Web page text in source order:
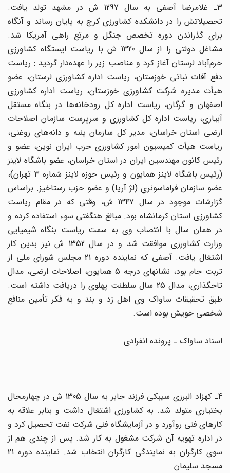
3ـ غلامرضا آصفى به سال 1297 ش در مشهد تولد یافت.
تحصیلاتش را در دانشکده کشاورزى کرج به پایان رساند و آنگاه
براى گذراندن دوره تخصص جنگل و مرتع راهى آمریکا شد.
مشاغل دولتى را از سال 1320 ش با ریاست ایستگاه کشاورزى
خرم‌آباد لرستان آغاز کرد و مناصب زیر را عهده‌دار گردید : ریاست
دفع آفات نباتى خوزستان، ریاست اداره کشاورزى لرستان، عضو
هیأت مدیره شرکت کشاورزى خوزستان، ریاست اداره کشاورزى
اصفهان و گرگان، ریاست اداره کل رودخانه‌ها در بنگاه مستقل
آبیارى، ریاست اداره کل کشاورزى و سرپرست سازمان اصلاحات
ارضى استان خراسان، مدیر کل سازمان پنبه و دانه‌هاى روغنى،
ریاست هیأت کمیسیون امور کشاورزى حزب ایران نوین، عضو و
رئیس کانون مهندسین ایران در استان خراسان، عضو باشگاه لاینز
(رئیس باشگاه لاینز همایون و رئیس حوزه لاینز شماره 3 تهران)،
عضو سازمان فراماسونرى (لژ آریا) و عضو حزب رستاخیز. براساس
گزارشات موجود در سال 1347 ش، وقتى که در مقام ریاست
کشاورزى استان کرمانشاه بود. مبالغ هنگفتى سوء استفاده کرده و
در همان سال با انتصاب وى به سمت ریاست بنگاه شیمیایى
وزارت کشاورزى موافقت شد و در سال 1352 ش نیز بدین کار
اشتغال یافت. آصفى که نماینده دوره 21 مجلس شوراى ملى از
تربت جام بود، نشانهاى درجه 5 همایون، اصلاحات ارضى، مدال
تاجگذارى، مدال 25 سال سلطنت پهلوى را دریافت داشته است.
طبق تحقیقات ساواک وى اهل زد و بند و به فکر تأمین منافع
شخصى خویش بوده است.
اسناد ساواک ـ پرونده انفرادى
4ـ کهزاد البرزى سیبکى فرزند جابر به سال 1305 ش در چهارمحال
بختیارى متولد شد. به کشاورزى اشتغال داشت و بنابر علاقه به
کارهاى فنى روآورد و در آزمایشگاه فنى شرکت نفت تحصیل کرد و
در اداره تهویه آن شرکت مشغول به کار شد. پس از چندى هم از
سوى کارگران به نمایندگى کارگران انتخاب شد. نماینده دوره 21
مسجد سلیمان